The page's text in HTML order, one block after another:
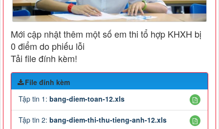
Mới cập nhật thêm một số em thi tổ hợp KHXH bị
0 điểm do phiếu lỗi
Tải file đính kèm!
File đính kèm
Tập tin 1: bang-diem-toan-12.xls
Tập tin 2: bang-diem-thi-thu-tieng-anh-12.xls